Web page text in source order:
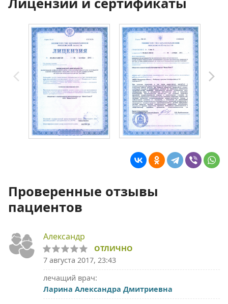
Проверенные отзывы
пациентов
Александр
ОТЛИЧНО
7 августа 2017, 23:43
лечащий врач:
Ларина Александра Дмитриевна